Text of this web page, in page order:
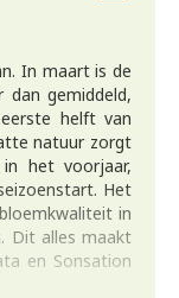
In maart is de
gemiddeld,
helft van
natuur zorgt
het voorjaar,
Het
in
Dit alles maakt
en Sonsation